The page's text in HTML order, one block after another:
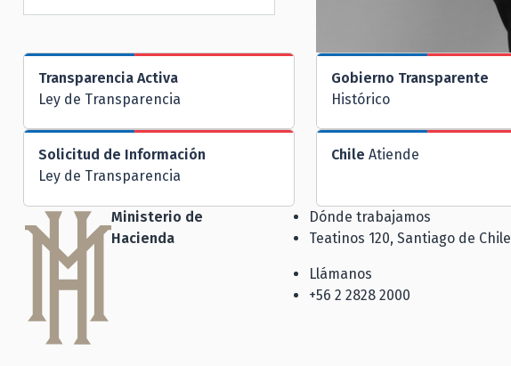
Transparencia Activa
Ley de Transparencia
Gobierno Transparente
Histórico
Solicitud de Información
Ley de Transparencia
Chile Atiende
Ministerio de
Hacienda
Dónde trabajamos
Teatinos 120, Santiago de Chile
Llámanos
+56 2 2828 2000